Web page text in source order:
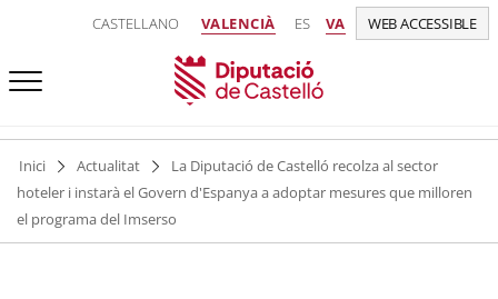
CASTELLANO VALENCIÀ ES VA WEB ACCESSIBLE
Inici Actualitat
La Diputació de Castelló recolza al sector
hoteler i instarà el Govern d'Espanya a adoptar mesures que milloren
el programa del Imserso